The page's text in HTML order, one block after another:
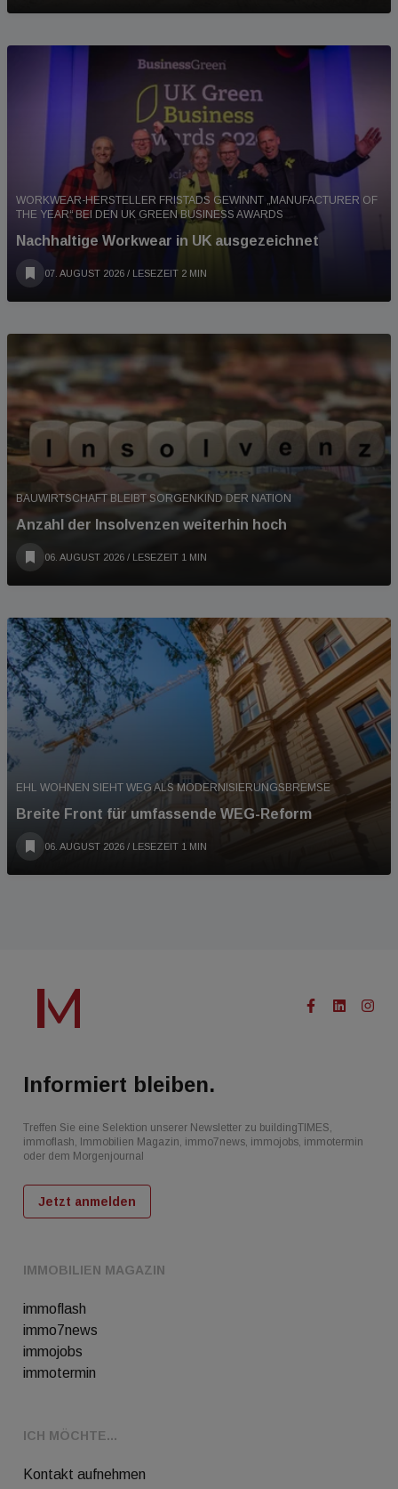
WORKWEAR-HERSTELLER FRISTADS GEWINNT „MANUFACTURER OF
THE YEAR“ BEI DEN UK GREEN BUSINESS AWARDS
Nachhaltige Workwear in UK ausgezeichnet
07. AUGUST 2026 / LESEZEIT 2 MIN
BAUWIRTSCHAFT BLEIBT SORGENKIND DER NATION
Anzahl der Insolvenzen weiterhin hoch
06. AUGUST 2026 / LESEZEIT 1 MIN
EHL WOHNEN SIEHT WEG ALS MODERNISIERUNGSBREMSE
Breite Front für umfassende WEG-Reform
06. AUGUST 2026 / LESEZEIT 1 MIN
IMMOBILIEN MAGAZIN
immoflash
immo7news
immojobs
immotermin
ICH MÖCHTE...
Kontakt aufnehmen
Informiert bleiben.
Treffen Sie eine Selektion unserer Newsletter zu buildingTIMES,
immoflash, Immobilien Magazin, immo7news, immojobs, immotermin
oder dem Morgenjournal
Jetzt anmelden